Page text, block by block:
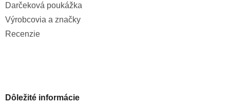
Darčeková poukážka
Výrobcovia a značky
Recenzie
Dôležité informácie